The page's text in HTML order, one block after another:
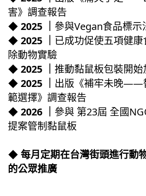
害》調查報告
◆ 2025 ｜ 參與Vegan食品標示
◆ 2025 ｜ 已成功促使五項健
除動物實驗
◆ 2025 ｜ 推動黏鼠板包裝開
◆ 2025 ｜ 出版《補牢未晚——
範選擇》調查報告
◆ 2026 ｜ 參與 第23屆 全國
提案管制黏鼠板
◆ 每月定期在台灣街頭進行動
的公眾推廣